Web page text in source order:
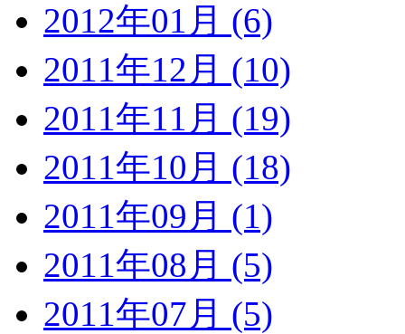
2012年01月 (6)
2011年12月 (10)
2011年11月 (19)
2011年10月 (18)
2011年09月 (1)
2011年08月 (5)
2011年07月 (5)